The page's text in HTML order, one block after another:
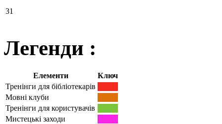
31
Легенди :
Елементи
Ключ
Тренінги для бібліотекарів
Мовні клуби
Тренінги для користувачів
Мистецькі заходи